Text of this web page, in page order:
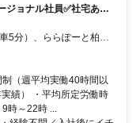
ジョナル社員✅社宅あり
（週平均実働40時間以
績） ・平均所定労働時
時～22時 ...